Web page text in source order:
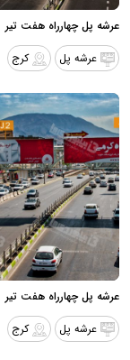
عرشه پل چهارراه هفت تیر
عرشه پل
کرج
عرشه پل چهارراه هفت تیر
عرشه پل
کرج